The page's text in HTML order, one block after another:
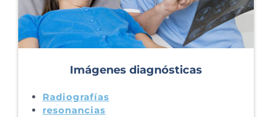
Imágenes diagnósticas
Radiografías
resonancias